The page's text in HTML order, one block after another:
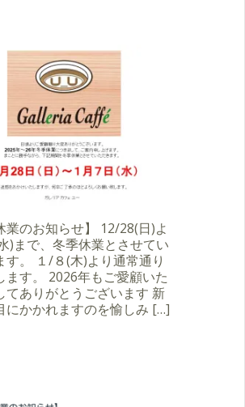
業のお知らせ】 12/28(日)よ
)まで、冬季休業とさせてい
す。 １/８(木)より通常通り
ます。 2026年もご愛顧いた
てありがとうございます 新
にかかれますのを愉しみ […]